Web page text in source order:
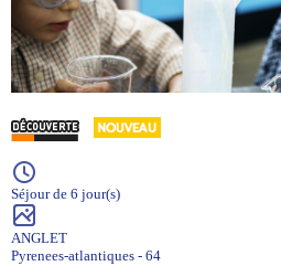
Séjour de 6 jour(s)
ANGLET
Pyrenees-atlantiques - 64